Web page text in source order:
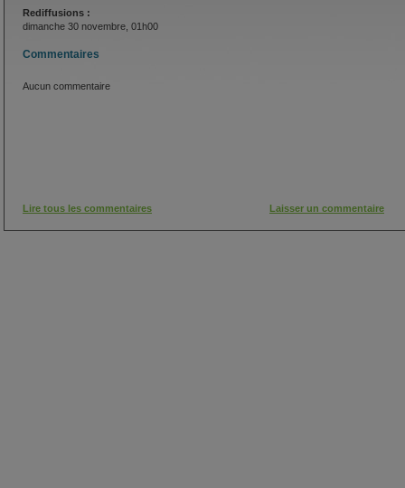
Michel Blanc
Gérard Jugnot
Ornella Muti
Dominique Lavanant
Rediffusions :
dimanche 30 novembre, 01h00
Commentaires
Aucun commentaire
Lire tous les commentaires Laisser un commentaire